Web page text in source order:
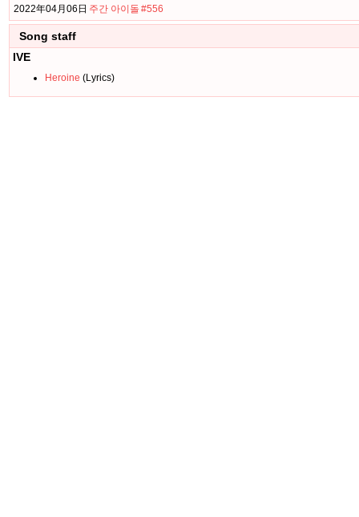
2022年04月06日 주간 아이돌 #556
Song staff
IVE
Heroine (Lyrics)